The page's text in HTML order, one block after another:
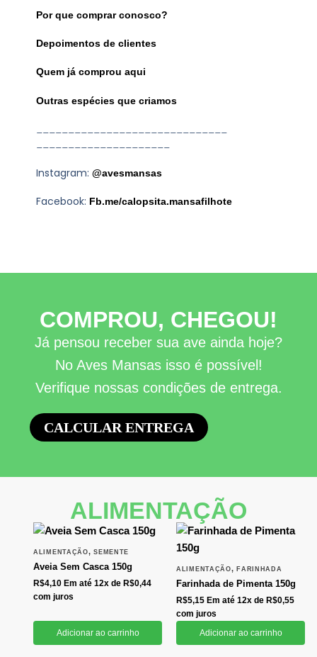
Por que comprar conosco?
Depoimentos de clientes
Quem já comprou aqui
Outras espécies que criamos
______________________________
_____________________
Instagram:@avesmansas
Facebook: Fb.me/calopsita.mansafilhote
COMPROU, CHEGOU!
Já pensou receber sua ave ainda hoje?
No Aves Mansas isso é possível!
Verifique nossas condições de entrega.
CALCULAR ENTREGA
ALIMENTAÇÃO
ALIMENTAÇÃO,SEMENTE
Aveia Sem Casca 150g
R$4,10 Em até 12x de R$0,44
com juros
Adicionar ao carrinho
ALIMENTAÇÃO,FARINHADA
Farinhada de Pimenta 150g
R$5,15 Em até 12x de R$0,55
com juros
Adicionar ao carrinho